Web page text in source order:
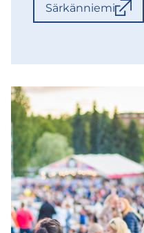
Sär­kän­nie­mi